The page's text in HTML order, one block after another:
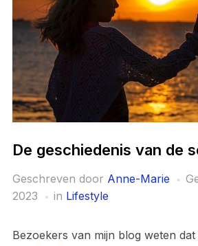
De geschiedenis van de
Geschreven door Anne-Marie
2023
in Lifestyle
Bezoekers van mijn blog weten